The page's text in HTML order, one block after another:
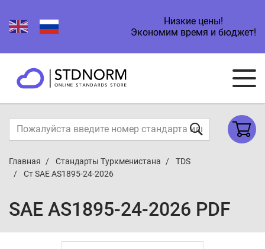
Низкие цены!
Экономим время и бюджет!
Главная Стандарты Туркменистана
TDS
Ст SAE AS1895-24-2026
SAE AS1895-24-2026 PDF